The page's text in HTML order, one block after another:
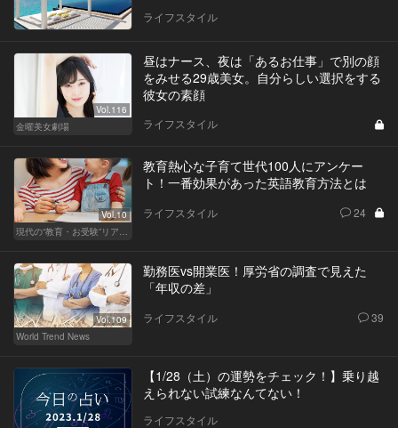
ライフスタイル
Vol.116
金曜美女劇場
昼はナース、夜は「あるお仕事」で別の顔
をみせる29歳美女。自分らしい選択をする
彼女の素顔
ライフスタイル
Vol.10
現代の“教育・お受験”リアルドキュメント
教育熱心な子育て世代100人にアンケー
ト！一番効果があった英語教育方法とは
ライフスタイル 24
Vol.109
World Trend News
勤務医vs開業医！厚労省の調査で見えた
「年収の差」
ライフスタイル 39
【1/28（土）の運勢をチェック！】乗り越
えられない試練なんてない！
ライフスタイル